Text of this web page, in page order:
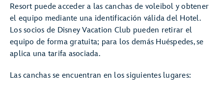
Resort puede acceder a las canchas de voleibol y obtener
el equipo mediante una identificación válida del Hotel.
Los socios de Disney Vacation Club pueden retirar el
equipo de forma gratuita; para los demás Huéspedes, se
aplica una tarifa asociada.
Las canchas se encuentran en los siguientes lugares: